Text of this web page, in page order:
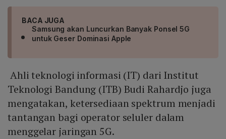
BACA JUGA
Samsung akan Luncurkan Banyak Ponsel 5G
untuk Geser Dominasi Apple
Ahli teknologi informasi (IT) dari Institut
Teknologi Bandung (ITB) Budi Rahardjo juga
mengatakan, ketersediaan spektrum menjadi
tantangan bagi operator seluler dalam
menggelar jaringan 5G.